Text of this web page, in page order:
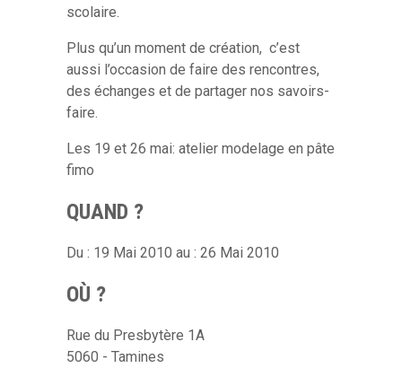
scolaire.
Plus qu’un moment de création, c’est
aussi l’occasion de faire des rencontres,
des échanges et de partager nos savoirs-
faire.
Les 19 et 26 mai: atelier modelage en pâte
fimo
QUAND ?
Du : 19 Mai 2010 au : 26 Mai 2010
OÙ ?
Rue du Presbytère 1A
5060 - Tamines